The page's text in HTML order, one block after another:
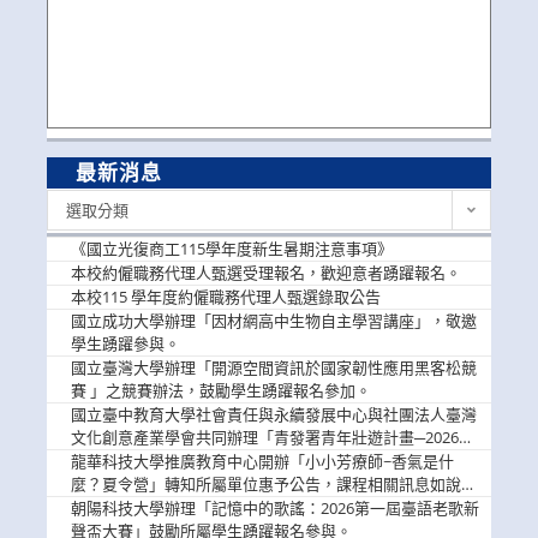
最新消息
選取分類
《國立光復商工115學年度新生暑期注意事項》
本校約僱職務代理人甄選受理報名，歡迎意者踴躍報名。
本校115 學年度約僱職務代理人甄選錄取公告
國立成功大學辦理「因材網高中生物自主學習講座」，敬邀
學生踴躍參與。
國立臺灣大學辦理「開源空間資訊於國家韌性應用黑客松競
賽 」之競賽辦法，鼓勵學生踴躍報名參加。
國立臺中教育大學社會責任與永續發展中心與社團法人臺灣
文化創意產業學會共同辦理「青發署青年壯遊計畫─2026臺
中舊城都市建築文化體驗」活動，敬邀學生踴躍報名參加，
公告周知。
龍華科技大學推廣教育中心開辦「小小芳療師~香氣是什
麼？夏令營」轉知所屬單位惠予公告，課程相關訊息如說
明。
朝陽科技大學辦理「記憶中的歌謠：2026第一屆臺語老歌新
聲盃大賽」鼓勵所屬學生踴躍報名參與。